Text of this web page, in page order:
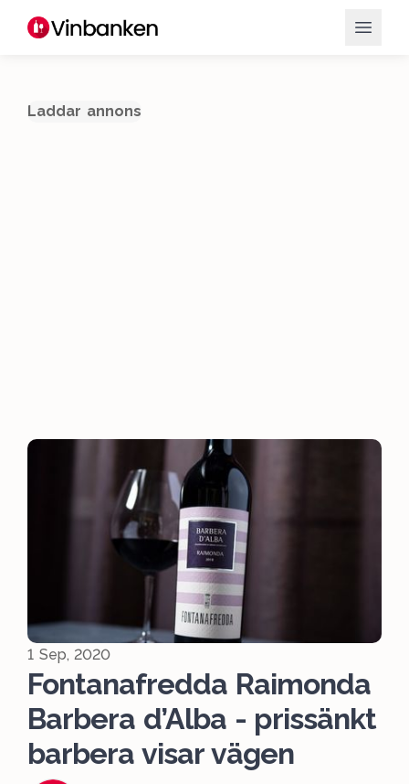
Laddar annons
1 Sep, 2020
Fontanafredda Raimonda
Barbera d’Alba - prissänkt
barbera visar vägen